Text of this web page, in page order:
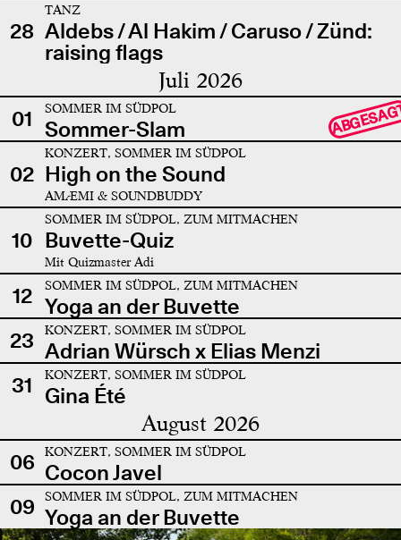
28
TANZ
Aldebs / Al Hakim / Caruso / Zünd:
raising flags
Juli 2026
01 SOMMER IM SÜDPOL
Sommer-Slam
02
KONZERT, SOMMER IM SÜDPOL
High on the Sound
AMÆMI & SOUNDBUDDY
10
SOMMER IM SÜDPOL, ZUM MITMACHEN
Buvette-Quiz
Mit Quizmaster Adi
12 SOMMER IM SÜDPOL, ZUM MITMACHEN
Yoga an der Buvette
23
KONZERT, SOMMER IM SÜDPOL
Adrian Würsch x Elias Menzi
31
KONZERT, SOMMER IM SÜDPOL
Gina Été
August 2026
06 KONZERT, SOMMER IM SÜDPOL
Cocon Javel
09
SOMMER IM SÜDPOL, ZUM MITMACHEN
Yoga an der Buvette